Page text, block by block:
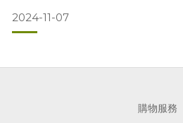
欖油的健康效益最大化。接下來為您
用時機和技巧，讓您輕鬆享受橄欖油
用橄欖油更
2024-11-07
購物服務